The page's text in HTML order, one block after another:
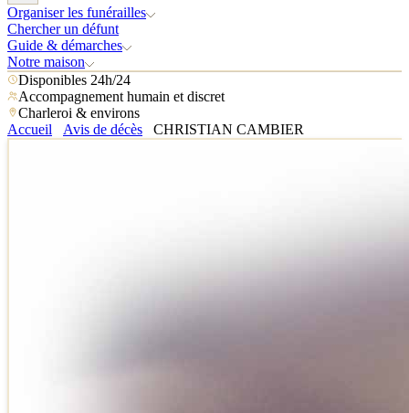
Organiser les funérailles
Chercher un défunt
Guide & démarches
Notre maison
Disponibles 24h/24
Accompagnement humain et discret
Charleroi & environs
Accueil
Avis de décès CHRISTIAN CAMBIER